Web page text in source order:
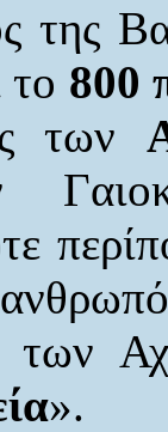
της
800
των
των
».